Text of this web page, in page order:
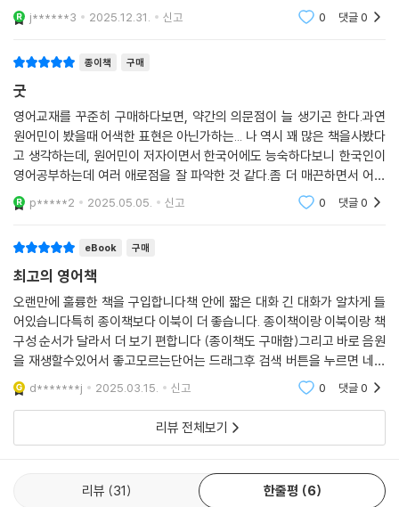
? DAY ? 084
? DAY ? 086
? DAY ? 088
? DAY ? 089
? DAY ? 090
? DAY ? 091
? DAY ? 092
? DAY ? 093
? DAY ? 095
? DAY ? 096
? DAY ? 097
? DAY ? 098
? DAY ? 099
? DAY ? 100
리는 흔히 어려운 단어를 써야 영어를 잘한다고 오해하지만, 저자는 get,
take, have, loo
j******3 2025.12.31. 신고 0 댓글0
종이책 구매
굿
영어교재를 꾸준히 구매하다보면, 약간의 의문점이 늘 생기곤 한다.과연
원어민이 봤을때 어색한 표현은 아닌가하는... 나 역시 꽤 많은 책을사봤다
고 생각하는데, 원어민이 저자이면서 한국어에도 능숙하다보니 한국인이
영어공부하는데 여러 애로점을 잘 파악한 것 같다.좀 더 매끈하면서 어색
하지 않은 표현과 함께 셀프체크하는 코너도 있고,아무튼 페이지 꽉 채운
점도 마음에 든다.
p*****2 2025.05.05. 신고 0 댓글0
eBook 구매
최고의 영어책
오랜만에 훌륭한 책을 구입합니다책 안에 짧은 대화 긴 대화가 알차게 들
어있습니다특히 종이책보다 이북이 더 좋습니다. 종이책이랑 이북이랑 책
구성 순서가 달라서 더 보기 편합니다 (종이책도 구매함)그리고 바로 음원
을 재생할수있어서 좋고모르는단어는 드래그후 검색 버튼을 누르면 네이
버어학사전으로 연결됩니다작은글씨가 보기힘들어 아주 큰 글씨로 확대
해도 페이지당 글자수
d*******j 2025.03.15. 신고 0 댓글0
리뷰 전체보기
리뷰 31 한줄평 6